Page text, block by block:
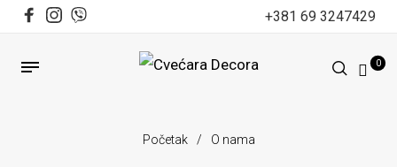
+381 69 3247429
0
Početak / O nama